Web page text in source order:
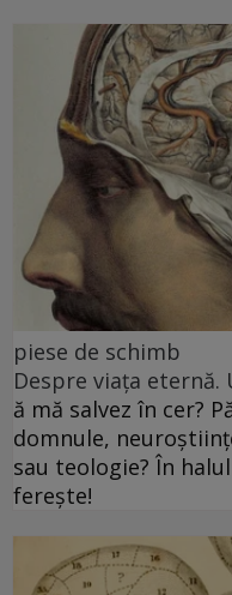
piese de schimb
Despre viața
ă mă salvez în cer?
domnule,
sau teologie? În
ferește!